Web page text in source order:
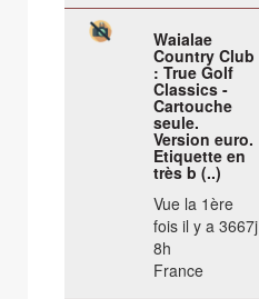
Waialae
Country Club
: True Golf
Classics -
Cartouche
seule.
Version euro.
Etiquette en
très b (..)
Vue la 1ère
fois il y a 3667j
8h
France